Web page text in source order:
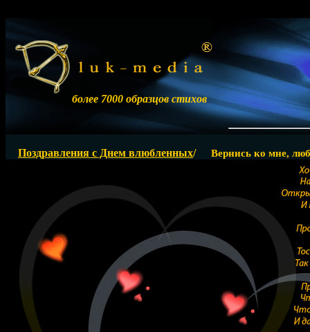
более 7000 образцов стихов
Поздравления с Днем влюбленных/ Вернись ко мне,